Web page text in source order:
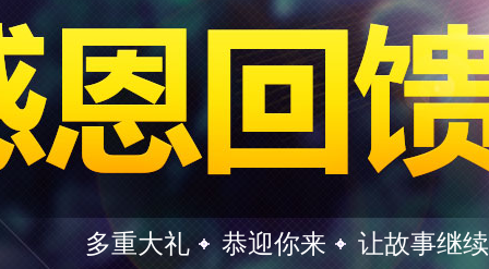
网易游戏
游戏爱好者
我的足迹： 梦幻西游电脑版
多重大礼 恭迎你来 让故事继续